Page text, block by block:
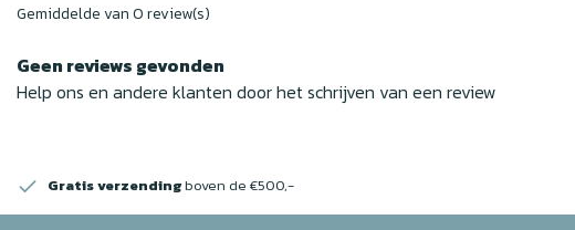
Gemiddelde van 0 review(s)
Geen reviews gevonden
Help ons en andere klanten door het schrijven van een review
Gratis verzendingboven de €500,-